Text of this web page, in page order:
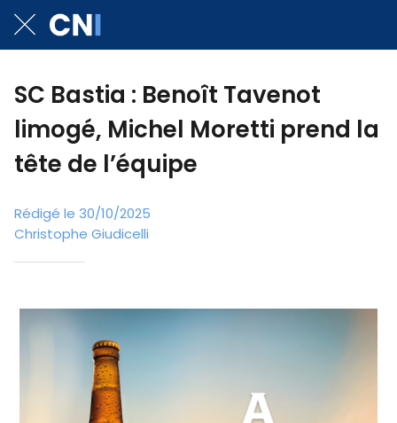
SC Bastia : Benoît Tavenot
limogé, Michel Moretti prend la
tête de l’équipe
Rédigé le 30/10/2025
Christophe Giudicelli